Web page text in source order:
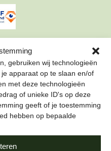
gebruiken wij technologieën
apparaat op te slaan en/of
met deze technologieën
of unieke ID's op deze
geeft of je toestemming
hebben op bepaalde
om als eerste te lezen
tips over hoe jij de